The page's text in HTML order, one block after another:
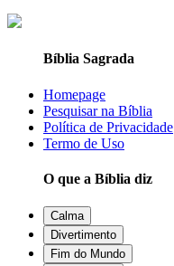
Bíblia Sagrada
Homepage
Pesquisar na Bíblia
Política de Privacidade
Termo de Uso
O que a Bíblia diz
Calma
Divertimento
Fim do Mundo